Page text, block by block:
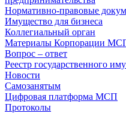
Нормативно-правовые
Имущество для бизнеса
Коллегиальный орган
Материалы Корпорации
Вопрос – ответ
Реестр государственного
Новости
Самозанятым
Цифровая платформа МСП
Протоколы